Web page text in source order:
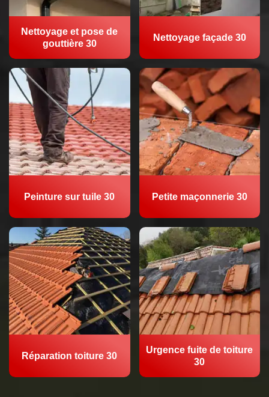
Nettoyage et pose de
gouttière 30
Nettoyage façade 30
Peinture sur tuile 30 Petite maçonnerie 30
Réparation toiture 30
Urgence fuite de toiture
30